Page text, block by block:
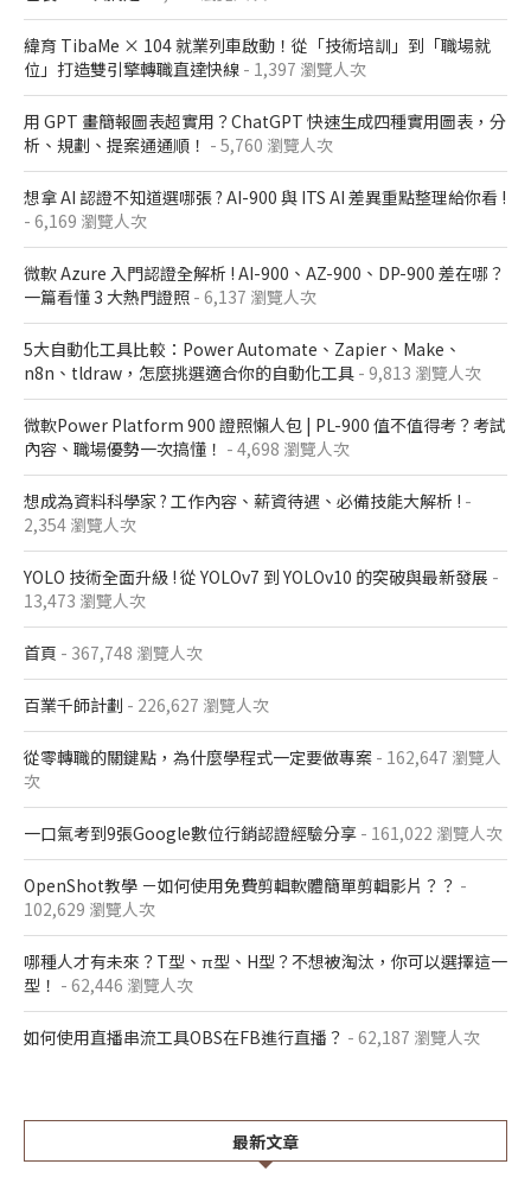
緯育 TibaMe × 104 就業列車啟動！從「技術培訓」到「職場就
位」打造雙引擎轉職直達快線 - 1,397 瀏覽人次
用 GPT 畫簡報圖表超實用？ChatGPT 快速生成四種實用圖表，分
析、規劃、提案通通順！ - 5,760 瀏覽人次
想拿 AI 認證不知道選哪張 ? AI-900 與 ITS AI 差異重點整理給你看 !
- 6,169 瀏覽人次
微軟 Azure 入門認證全解析​ ! AI-900、AZ-900、DP-900 差在哪？​
一篇看懂 3 大熱門證照​ - 6,137 瀏覽人次
5大自動化工具比較：Power Automate、Zapier、Make、
n8n、tldraw，怎麼挑選適合你的自動化工具 - 9,813 瀏覽人次
微軟Power Platform 900​ 證照懶人包​ | PL-900 值不值得考？考試
內容、職場優勢一次搞懂​！ - 4,698 瀏覽人次
想成為資料科學家 ? 工作內容、薪資待遇、必備技能大解析 ! -
2,354 瀏覽人次
YOLO 技術全面升級 ! 從 YOLOv7 到 YOLOv10 的突破與最新發展 -
13,473 瀏覽人次
首頁 - 367,748 瀏覽人次
百業千師計劃 - 226,627 瀏覽人次
從零轉職的關鍵點，為什麼學程式一定要做專案 - 162,647 瀏覽人
次
一口氣考到9張Google數位行銷認證經驗分享 - 161,022 瀏覽人次
OpenShot教學 －如何使用免費剪輯軟體簡單剪輯影片？？ -
102,629 瀏覽人次
哪種人才有未來？T型、π型、H型？不想被淘汰，你可以選擇這一
型！ - 62,446 瀏覽人次
如何使用直播串流工具OBS在FB進行直播？ - 62,187 瀏覽人次
最新文章